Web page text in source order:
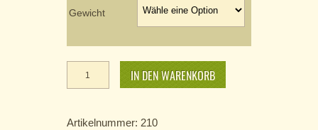
Gewicht
Weihnachtsmischung
Menge
IN DEN WARENKORB
Artikelnummer: 210